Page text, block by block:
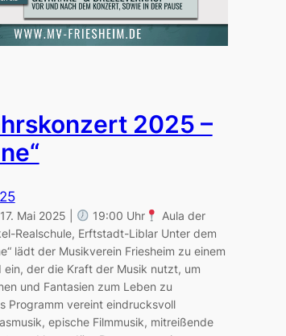
2025 –
Mai 2025 | 19:00 Uhr
Aula der
Realschule, Erftstadt-Liblar Unter dem
lädt der Musikverein Friesheim zu einem
ein, der die Kraft der Musik nutzt, um
und Fantasien zum Leben zu
Programm vereint eindrucksvoll
epische Filmmusik, mitreißende